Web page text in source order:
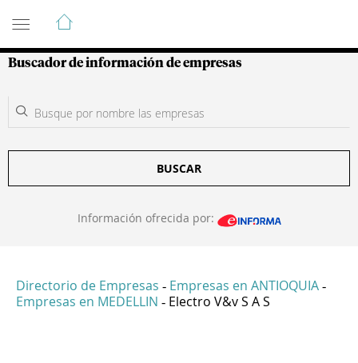
Guía de Empresas Colombianas
Buscador de información de empresas
BUSCAR
Información ofrecida por:
Directorio de Empresas - Empresas en ANTIOQUIA -
Empresas en MEDELLIN - Electro V&v S A S